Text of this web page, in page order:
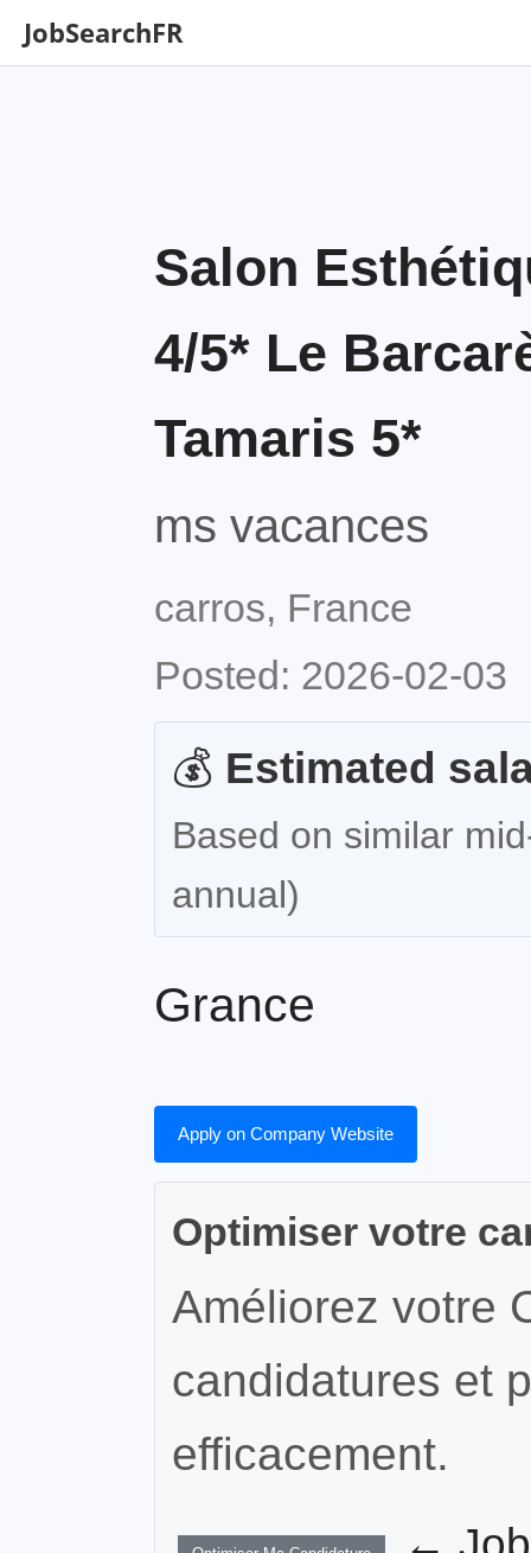
JobSearchFR
Salon
4/5* Le
Tamaris 5*
ms vacances
carros, France
Posted: 2026-02-03
💰 Estimated
Based on similar
annual)
Grance
Apply on Company Website
Optimiser votre
Améliorez votre
candidatures et
efficacement.